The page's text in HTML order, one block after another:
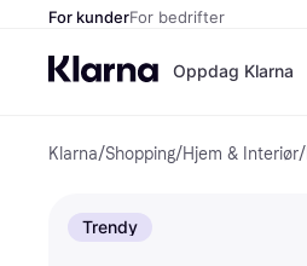
For kunderFor bedrifter
Oppdag Klarna
Klarna/Shopping/Hjem & Interiør/
Trendy